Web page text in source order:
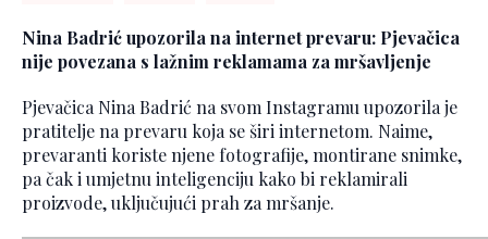
Nina Badrić upozorila na internet prevaru: Pjevačica
nije povezana s lažnim reklamama za mršavljenje
Pjevačica Nina Badrić na svom Instagramu upozorila je
pratitelje na prevaru koja se širi internetom. Naime,
prevaranti koriste njene fotografije, montirane snimke,
pa čak i umjetnu inteligenciju kako bi reklamirali
proizvode, uključujući prah za mršanje.